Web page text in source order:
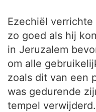
Ezechiël
zo goed als hij
in Jeruzalem
om alle
zoals dit van een
was gedurende
tempel verwijderd.